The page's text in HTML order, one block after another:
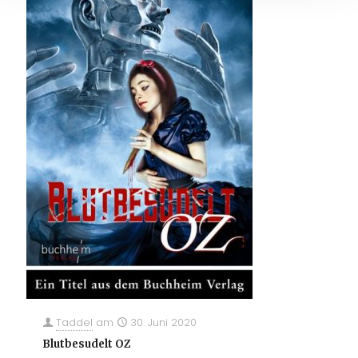
Taddel am 30. Juni 2020
Blutbesudelt OZ